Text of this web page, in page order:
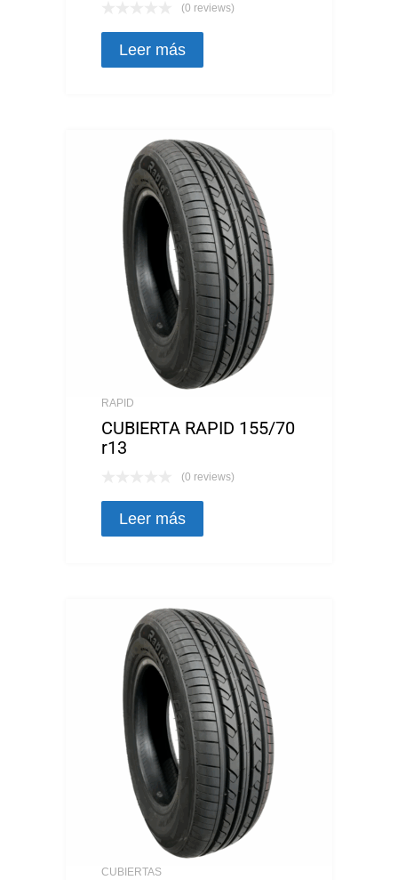
(0 reviews)
Leer más
RAPID
CUBIERTA RAPID 155/70
r13
(0 reviews)
Leer más
CUBIERTAS